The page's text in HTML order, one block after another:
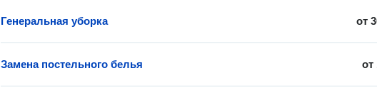
от
Генеральная уборка
от
Замена постельного белья